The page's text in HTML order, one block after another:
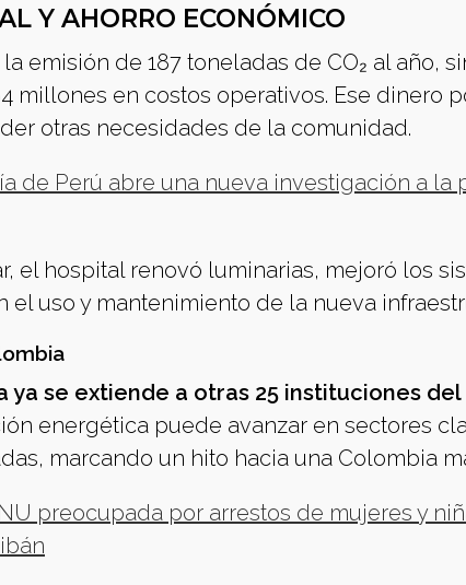
Y AHORRO ECONÓMICO
emisión de 187 toneladas de CO₂ al año,
millones en costos operativos. Ese dinero
otras necesidades de la comunidad.
de Perú abre una nueva investigación a la
el hospital renovó luminarias, mejoró los
el uso y mantenimiento de la nueva
ya se extiende a otras 25 instituciones del
energética puede avanzar en sectores
marcando un hito hacia una Colombia
preocupada por arrestos de mujeres y